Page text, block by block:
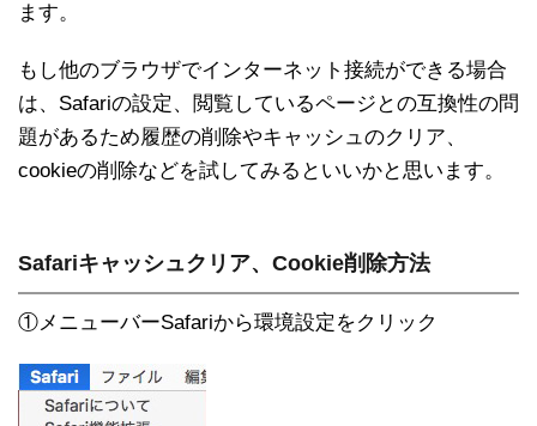
ます。
もし他のブラウザでインターネット接続ができる場合
は、Safariの設定、閲覧しているページとの互換性の問
題があるため履歴の削除やキャッシュのクリア、
cookieの削除などを試してみるといいかと思います。
Safariキャッシュクリア、Cookie削除方法
①メニューバーSafariから環境設定をクリック